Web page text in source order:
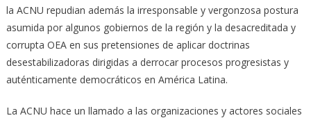
la ACNU repudian además la irresponsable y vergonzosa postura
asumida por algunos gobiernos de la región y la desacreditada y
corrupta OEA en sus pretensiones de aplicar doctrinas
desestabilizadoras dirigidas a derrocar procesos progresistas y
auténticamente democráticos en América Latina.
La ACNU hace un llamado a las organizaciones y actores sociales